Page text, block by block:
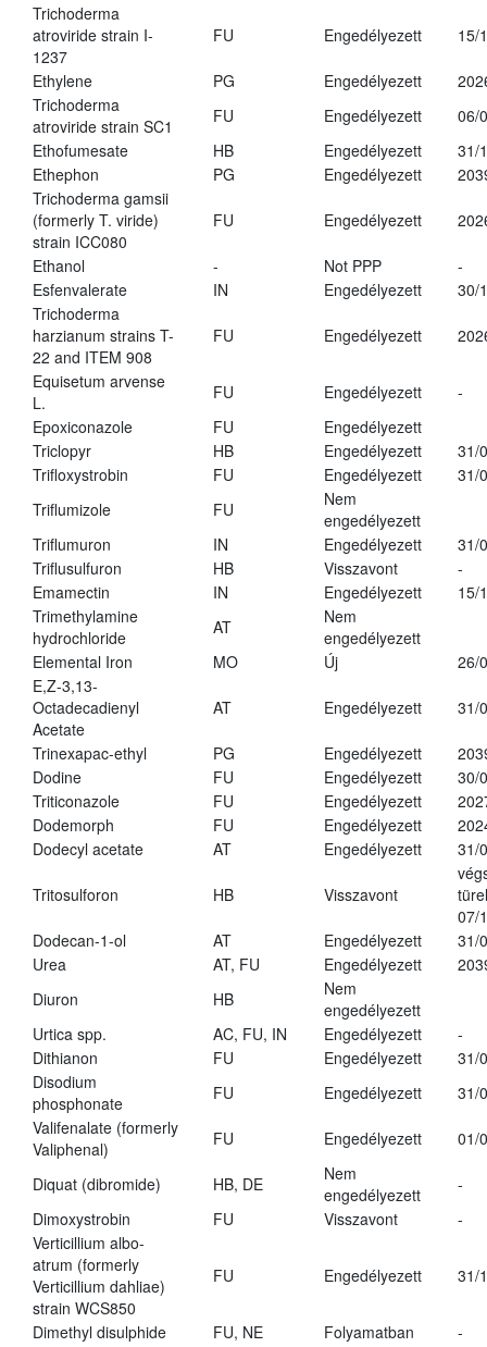
Trichoderma
atroviride strain I-
1237
FU Engedélyezett 15/
Ethylene PG Engedélyezett
Trichoderma
atroviride strain SC1
FU Engedélyezett
06/
Ethofumesate
HB Engedélyezett
31/
Ethephon
PG Engedélyezett
Trichoderma gamsii
(formerly T. viride)
strain ICC080
FU Engedélyezett
Ethanol - Not PPP
-
Esfenvalerate
IN Engedélyezett
30/
Trichoderma
harzianum strains T-
22 and ITEM 908
FU Engedélyezett
Equisetum arvense
L.
FU Engedélyezett
-
Epoxiconazole
FU
Engedélyezett
Triclopyr
HB Engedélyezett
31/
Trifloxystrobin
FU Engedélyezett
31/
Triflumizole
FU
Nem
engedélyezett
Triflumuron
IN Engedélyezett
31/
Triflusulfuron
HB Visszavont
-
Emamectin
IN Engedélyezett
15/
Trimethylamine
hydrochloride
AT
Nem
engedélyezett
Elemental Iron
MO Új
26/
E,Z-3,13-
Octadecadienyl
Acetate
AT Engedélyezett 31/
Trinexapac-ethyl PG Engedélyezett
Dodine
FU Engedélyezett
30/
Triticonazole
FU Engedélyezett
Dodemorph
FU Engedélyezett
Dodecyl acetate
AT Engedélyezett 31/
Tritosulforon HB Visszavont
07/
Dodecan-1-ol
AT Engedélyezett
31/
Urea
AT, FU Engedélyezett
Diuron
HB
Nem
engedélyezett
Urtica spp.
AC, FU, IN Engedélyezett
-
Dithianon
FU Engedélyezett
31/
Disodium
phosphonate
FU Engedélyezett
31/
Valifenalate (formerly
Valiphenal)
FU Engedélyezett 01/
Diquat (dibromide) HB, DE
Nem
engedélyezett
-
Dimoxystrobin
FU Visszavont
-
Verticillium albo-
atrum (formerly
Verticillium dahliae)
strain WCS850
FU Engedélyezett 31/
Dimethyl disulphide FU, NE Folyamatban
-